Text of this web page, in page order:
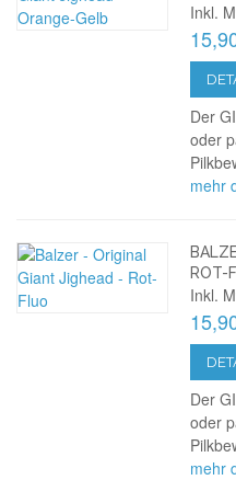
Inkl.
Der
oder
mehr
ROT-
Inkl.
Der
oder
mehr